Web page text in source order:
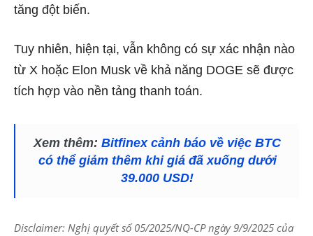
tăng đột biến.
Tuy nhiên, hiện tại, vẫn không có sự xác nhận nào
từ X hoặc Elon Musk về khả năng DOGE sẽ được
tích hợp vào nền tảng thanh toán.
Xem thêm: Bitfinex cảnh báo về việc BTC
có thể giảm thêm khi giá đã xuống dưới
39.000 USD!
Disclaimer: Nghị quyết số 05/2025/NQ-CP ngày 9/9/2025 của